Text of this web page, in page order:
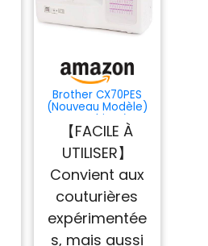
Brother CX70PES
(Nouveau Modèle)
- Machine à
coudre
électronique avec
70 points de
Couture
【FACILE À
UTILISER】
Convient aux
couturières
expérimentée
s, mais aussi